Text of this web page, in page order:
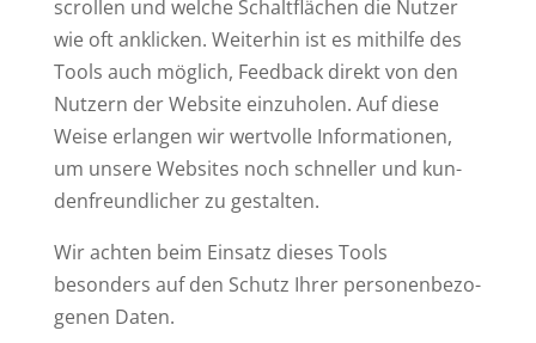
scrollen und welche Schalt­flächen die Nutzer
wie oft anklicken. Wei­terhin ist es mit­hilfe des
Tools auch möglich, Feedback direkt von den
Nutzern der Website ein­zu­holen. Auf diese
Weise erlangen wir wert­volle Infor­ma­tionen,
um unsere Web­sites noch schneller und kun­
den­freund­licher zu gestalten.
Wir achten beim Einsatz dieses Tools
besonders auf den Schutz Ihrer per­so­nen­be­zo­
genen Daten.